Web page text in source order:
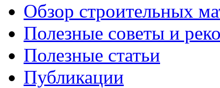
Обзор строительных
Полезные советы и
Полезные статьи
Публикации